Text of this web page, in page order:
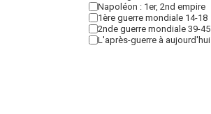
Napoléon : 1er, 2nd empire
1ère guerre mondiale 14-18
2nde guerre mondiale 39-45
L'après-guerre à aujourd'hui